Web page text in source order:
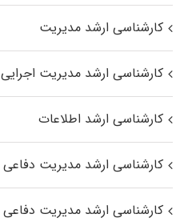
کارشناسی ارشد مدیریت
کارشناسی ارشد مدیریت اجرایی
کارشناسی ارشد اطلاعات
کارشناسی ارشد مدیریت دفاعی ۱
کارشناسی ارشد مدیریت دفاعی ۲